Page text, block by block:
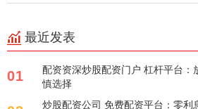
最近发表
01
配资资深炒股配资门户 杠杆平台：
慎选择
炒股配资公司 免费配资平台：零利